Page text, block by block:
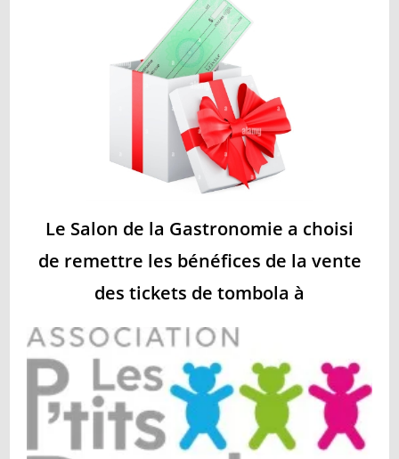
Le Salon de la Gastronomie a choisi
de remettre les bénéfices de la vente
des tickets de tombola à